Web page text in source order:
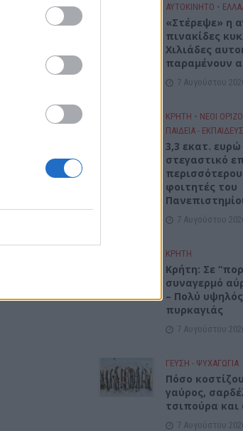
ΑΥΤΟΚΙΝΗΤΟ •
«Στέρεψε» η
πινακίδες
Χιλιάδες
παραμένουν
7 Αυγούστου
ΚΡΗΤΗ • ΝΕΟΙ
ΠΑΙΔΕΙΑ -
3,3 εκατ. ευρώ
στεγαστικό
φοιτητές του
7 Αυγούστου
ΚΡΗΤΗ
Κρήτη: Σε
συναγερμό
– Πολύ
πυρκαγιάς
7 Αυγούστου
ΓΕΎΣΗ - ΨΥΧΑΓΩΓΊΑ
Πόσο
γαύρος,
τσιπούρα
7 Αυγούστου